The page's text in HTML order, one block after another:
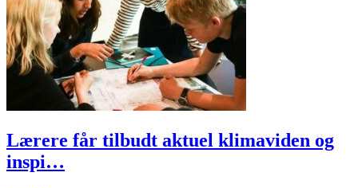
Lærere får tilbudt aktuel klimaviden og
inspi…